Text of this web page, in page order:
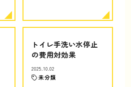
トイレ手洗い水停止
の費用対効果
2025.10.02
未分類